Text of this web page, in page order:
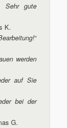
Sehr gute
K.
“
werden
auf Sie
bei der
G.